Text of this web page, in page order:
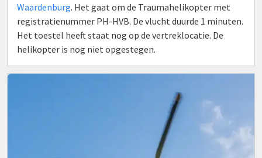
Waardenburg. Het gaat om de Traumahelikopter met
registratienummer PH-HVB. De vlucht duurde 1 minuten.
Het toestel heeft staat nog op de vertreklocatie. De
helikopter is nog niet opgestegen.